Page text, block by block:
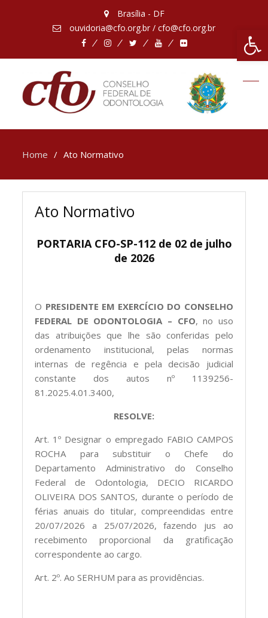
Brasília - DF
ouvidoria@cfo.org.br / cfo@cfo.org.br
FacebookInstagramTwitterYoutubeFlickr
Home Ato Normativo
Ato Normativo
PORTARIA CFO-SP-112 de 02 de julho
de 2026
O PRESIDENTE EM EXERCÍCIO DO CONSELHO
FEDERAL DE ODONTOLOGIA – CFO, no uso
das atribuições que lhe são conferidas pelo
ordenamento institucional, pelas normas
internas de regência e pela decisão judicial
constante dos autos nº 1139256-
81.2025.4.01.3400,
RESOLVE:
Art. 1º Designar o empregado FABIO CAMPOS
ROCHA para substituir o Chefe do
Departamento Administrativo do Conselho
Federal de Odontologia, DECIO RICARDO
OLIVEIRA DOS SANTOS, durante o período de
férias anuais do titular, compreendidas entre
20/07/2026 a 25/07/2026, fazendo jus ao
recebimento proporcional da gratificação
correspondente ao cargo.
Art. 2º. Ao SERHUM para as providências.